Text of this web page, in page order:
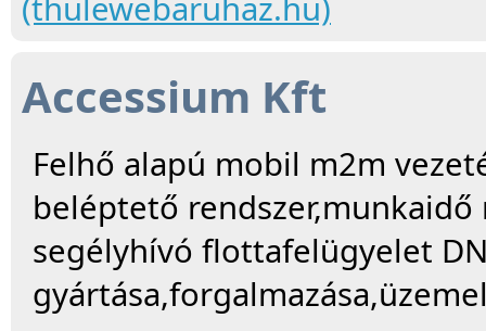
(thulewebaruhaz.hu)
Accessium Kft
Felhő alapú mobil m2m
beléptető
segélyhívó flottafelügyelet